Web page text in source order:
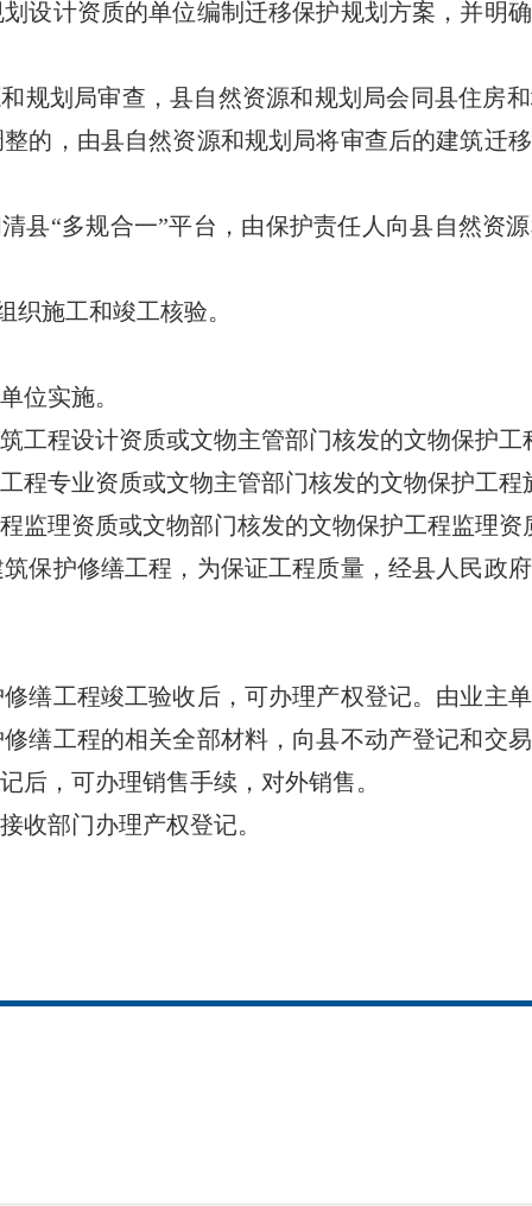
设计资质的单位编制迁移保护规划方案，并明
划局审查，县自然资源和规划局会同县住房
的，由县自然资源和规划局将审查后的建筑迁
“多规合一”平台，由保护责任人向县自然资
施工和竣工核验。
位实施。
程设计资质或文物主管部门核发的文物保护工
专业资质或文物主管部门核发的文物保护工程
理资质或文物部门核发的文物保护工程监理资
护修缮工程，为保证工程质量，经县人民政
工程竣工验收后，可办理产权登记。由业主
缮工程的相关全部材料，向县不动产登记和交
后，可办理销售手续，对外销售。
部门办理产权登记。